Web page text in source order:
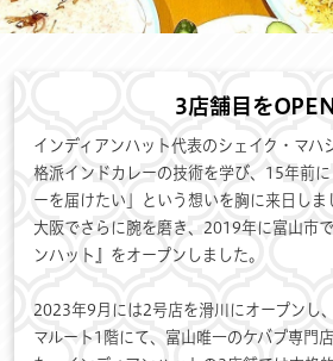
3店舗目を
インディアンハット代表のシェイク・マハ
格派インドカレーの技術を学び、15年前
ーを届けたい」という想いを胸に来日し
大阪でさらに腕を磨き、2019年に富山市
ンハット』をオープンしました。
2023年9月には2号店を滑川にオープンし
マルート1階にて、富山唯一のケバブ専門